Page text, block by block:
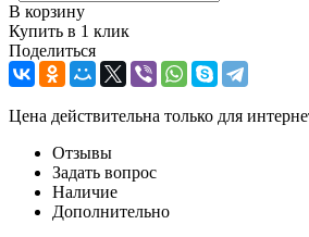
В корзину
Купить в 1 клик
Поделиться
Цена действительна только для
Отзывы
Задать вопрос
Наличие
Дополнительно